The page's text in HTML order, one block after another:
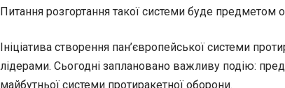
Питання розгортання такої системи буде предметом
Ініціатива створення пан’європейської системи
лідерами. Сьогодні заплановано важливу подію:
майбутньої системи протиракетної оборони.